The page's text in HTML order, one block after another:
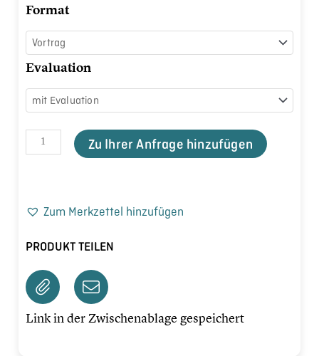
Format
Evaluation
Zu Ihrer Anfrage hinzufügen
Zum Merkzettel hinzufügen
PRODUKT TEILEN
Link in der Zwischenablage gespeichert